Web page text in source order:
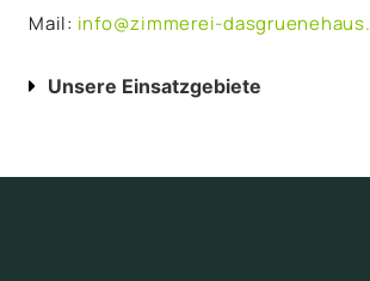
Mail: info@zimmerei-
Unsere Einsatzgebiete